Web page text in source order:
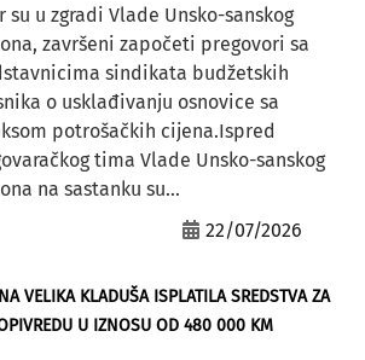
su u zgradi Vlade Unsko-sanskog
završeni započeti pregovori sa
sindikata budžetskih
o usklađivanju osnovice sa
potrošačkih cijena.Ispred
tima Vlade Unsko-sanskog
na sastanku su...
22/07/2026
VELIKA KLADUŠA ISPLATILA SREDSTVA ZA
U IZNOSU OD 480 000 KM